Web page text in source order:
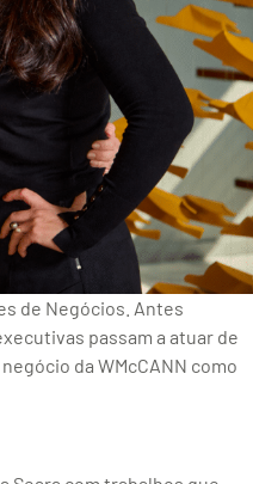
de Negócios. Antes
passam a atuar de
da WMcCANN como